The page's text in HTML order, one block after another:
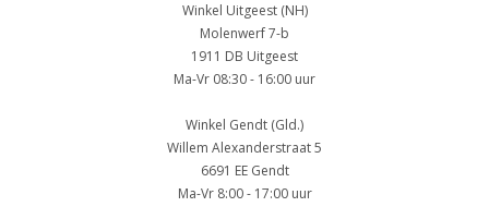
Winkel Uitgeest (NH)
Molenwerf 7-b
1911 DB Uitgeest
Ma-Vr 08:30 - 16:00 uur
Winkel Gendt (Gld.)
Willem Alexanderstraat 5
6691 EE Gendt
Ma-Vr 8:00 - 17:00 uur